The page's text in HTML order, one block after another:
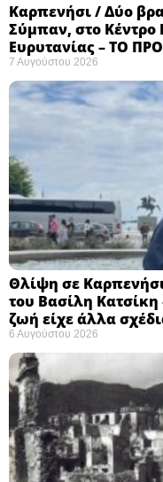
Καρπενήσι / Δύο
Σύμπαν, στο Κέντρο
Ευρυτανίας – ΤΟ
7 Αυγούστου 2026
Θλίψη σε
του Βασίλη
ζωή είχε άλλα
6 Αυγούστου 2026